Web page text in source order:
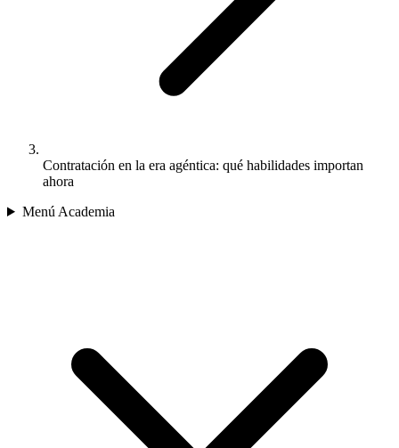
Contratación en la era agéntica: qué habilidades importan
ahora
Menú Academia